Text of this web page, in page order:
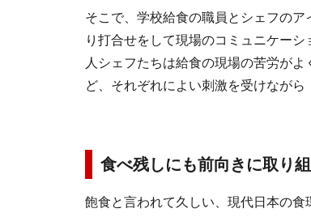
そこで、学校給食の職員とシェフの
り打合せをして現場のコミュニケー
人シェフたちは給食の現場の苦労が
ど、それぞれによい刺激を受けながら
食べ残しにも前向きに取り
飽食と言われて久しい、現代日本の